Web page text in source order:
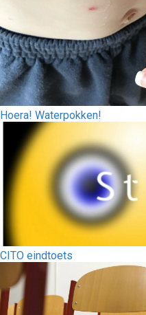
Hoera! Waterpokken!
CITO eindtoets